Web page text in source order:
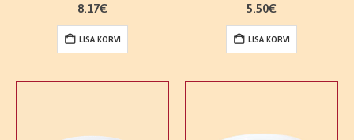
8.17€
LISA KORVI
5.50€
LISA KORVI